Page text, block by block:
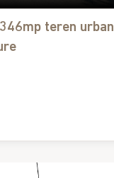
teren urban